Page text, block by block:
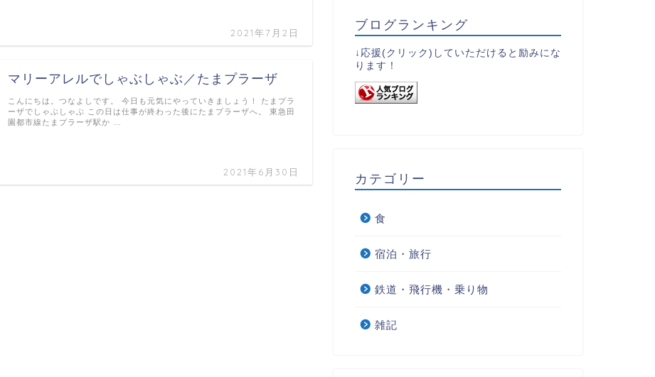
2021年7月2日
マリーアレルでしゃぶしゃぶ／たまプラーザ
2021年6月30日
こんにちは。つなよしです。 今日も元気にやっていきましょう！ たまプラ
ーザでしゃぶしゃぶ この日は仕事が終わった後にたまプラーザへ。 東急田
園都市線たまプラーザ駅か …
ブログランキング
↓応援(クリック)していただけると励みにな
ります！
カテゴリー
食
宿泊・旅行
鉄道・飛行機・乗り物
雑記